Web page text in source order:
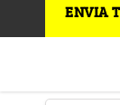
ENVIA